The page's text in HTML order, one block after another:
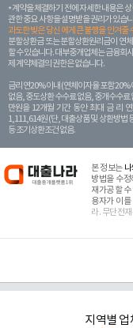
계약을 체결하기 전에 자세한 내용은
관한 중요 사항을 설명받을 권리가 있습
과도한 빚은 당신 에게 큰 불행을 안겨줄
분할상환금 또는 분할상환원리금이 연
할 수 있습니다. 대부중개업체는 금융회
제 계약체결의 권한은 없습니다.
금리 연20% 이내 (연체이자율 포함 20%
없음, 중도상환 수수료 없음, 중개수수료
만원을 12개월 기간 동안 최대 금 리
1,111,614원 (단, 대출상품 및 상환방법
등 조기상환조건 없음.
본 정보는
방법을 수
재가공 할
용자가 이
라. 무단전
지역별 업